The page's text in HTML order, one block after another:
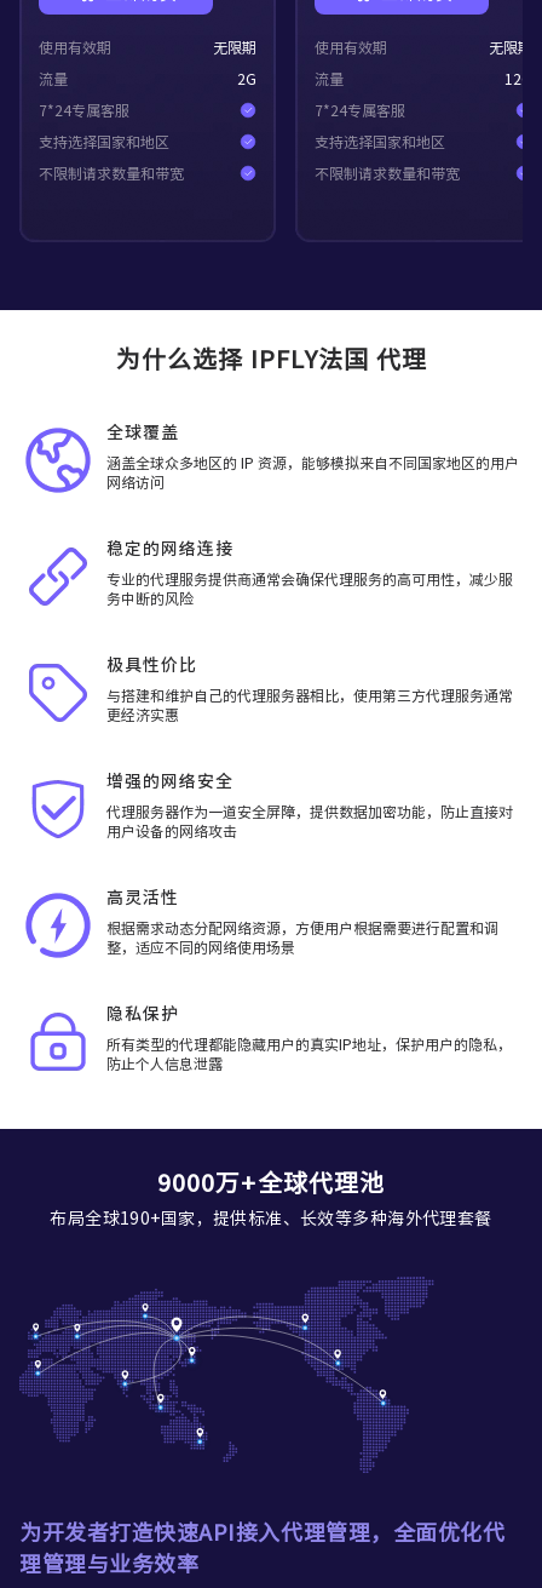
使用有效期
无限期
流量
2G
7*24专属客服
支持选择国家和地区
不限制请求数量和带宽
使用有效期
无限期
流量
12G
7*24专属客服
支持选择国家和地区
不限制请求数量和带宽
为什么选择 IPFLY法国 代理
全球覆盖
涵盖全球众多地区的 IP 资源，能够模拟来自不同国家地区的用户
网络访问
稳定的网络连接
专业的代理服务提供商通常会确保代理服务的高可用性，减少服
务中断的风险
极具性价比
与搭建和维护自己的代理服务器相比，使用第三方代理服务通常
更经济实惠
增强的网络安全
代理服务器作为一道安全屏障，提供数据加密功能，防止直接对
用户设备的网络攻击
高灵活性
根据需求动态分配网络资源，方便用户根据需要进行配置和调
整，适应不同的网络使用场景
隐私保护
所有类型的代理都能隐藏用户的真实IP地址，保护用户的隐私，
防止个人信息泄露
9000万+全球代理池
布局全球190+国家，提供标准、长效等多种海外代理套餐
为开发者打造快速API接入代理管理，全面优化代
理管理与业务效率